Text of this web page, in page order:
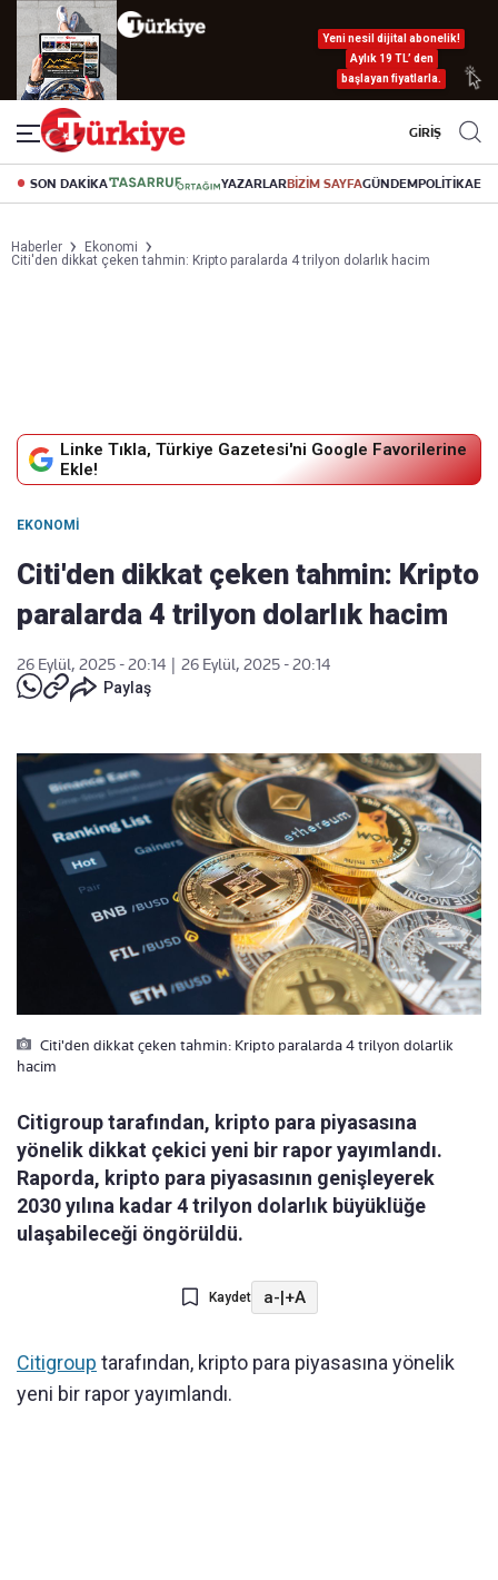
Yeni nesil dijital abonelik!
Aylık 19 TL’ den
başlayan fiyatlarla.
GİRİŞ
SON DAKİKA YAZARLARBİZİM SAYFAGÜNDEMPOLİTİKA
Haberler
Ekonomi
Citi'den dikkat çeken tahmin: Kripto paralarda 4 trilyon dolarlık hacim
Linke Tıkla, Türkiye Gazetesi'ni Google Favorilerine
Ekle!
EKONOMI
Citi'den dikkat çeken tahmin: Kripto
paralarda 4 trilyon dolarlık hacim
26 Eylül, 2025 - 20:14
26 Eylül, 2025 - 20:14
Paylaş
Citi'den dikkat çeken tahmin: Kripto paralarda 4 trilyon dolarlik
hacim
Citigroup tarafından, kripto para piyasasına
yönelik dikkat çekici yeni bir rapor yayımlandı.
Raporda, kripto para piyasasının genişleyerek
2030 yılına kadar 4 trilyon dolarlık büyüklüğe
ulaşabileceği öngörüldü.
Kaydet a-|+A
Citigroup tarafından, kripto para piyasasına yönelik
yeni bir rapor yayımlandı.